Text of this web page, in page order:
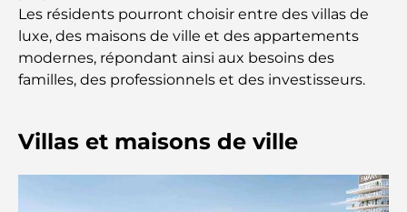
Découvrez la promenade de Palm Jumeirah : une
balade placée sous le signe du luxe et des
panoramas.
découvrez les meilleures options
Hôtels 5 étoiles à Dubaï : un luxe inégalé pour
Les résidents pourront choisir entre des villas de
luxe, des maisons de ville et des appartements
modernes, répondant ainsi aux besoins des
familles, des professionnels et des investisseurs.
Villas et maisons de ville